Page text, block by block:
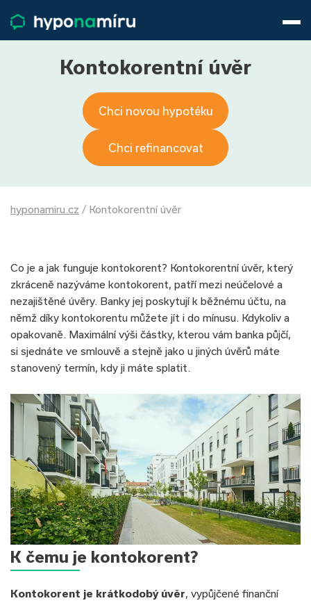
Životní pojištění
Pojištění nemovitosti
O nás
800 688 388
Přihlásit
Kontokorentní úvěr
Chci novou hypotéku
Chci refinancovat
hyponamiru.cz / Kontokorentní úvěr
Co je a jak funguje kontokorent? Kontokorentní úvěr, který
zkráceně nazýváme kontokorent, patří mezi neúčelové a
nezajištěné úvěry. Banky jej poskytují k běžnému účtu, na
němž díky kontokorentu můžete jít i do mínusu. Kdykoliv a
opakovaně. Maximální výši částky, kterou vám banka půjčí,
si sjednáte ve smlouvě a stejně jako u jiných úvěrů máte
stanovený termín, kdy ji máte splatit.
K čemu je kontokorent?
Kontokorent je krátkodobý úvěr, vypůjčené finanční